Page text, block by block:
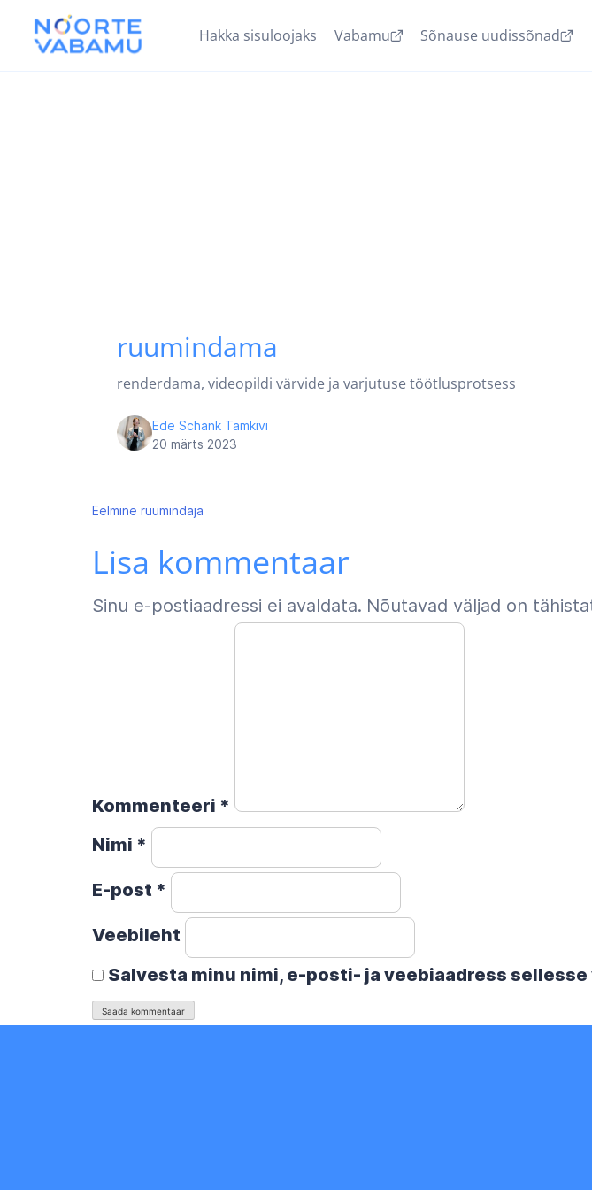
Hakka sisuloojaks Vabamu Sõnause uudissõnad
ruumindama
renderdama, videopildi värvide ja varjutuse töötlusprotsess
Ede Schank Tamkivi
20 märts 2023
Navigeerimine
Eelmine ruumindaja
Lisa kommentaar
Sinu e-postiaadressi ei avaldata. Nõutavad väljad on
Kommenteeri *
Nimi *
E-post *
Veebileht
Salvesta minu nimi, e-posti- ja veebiaadress